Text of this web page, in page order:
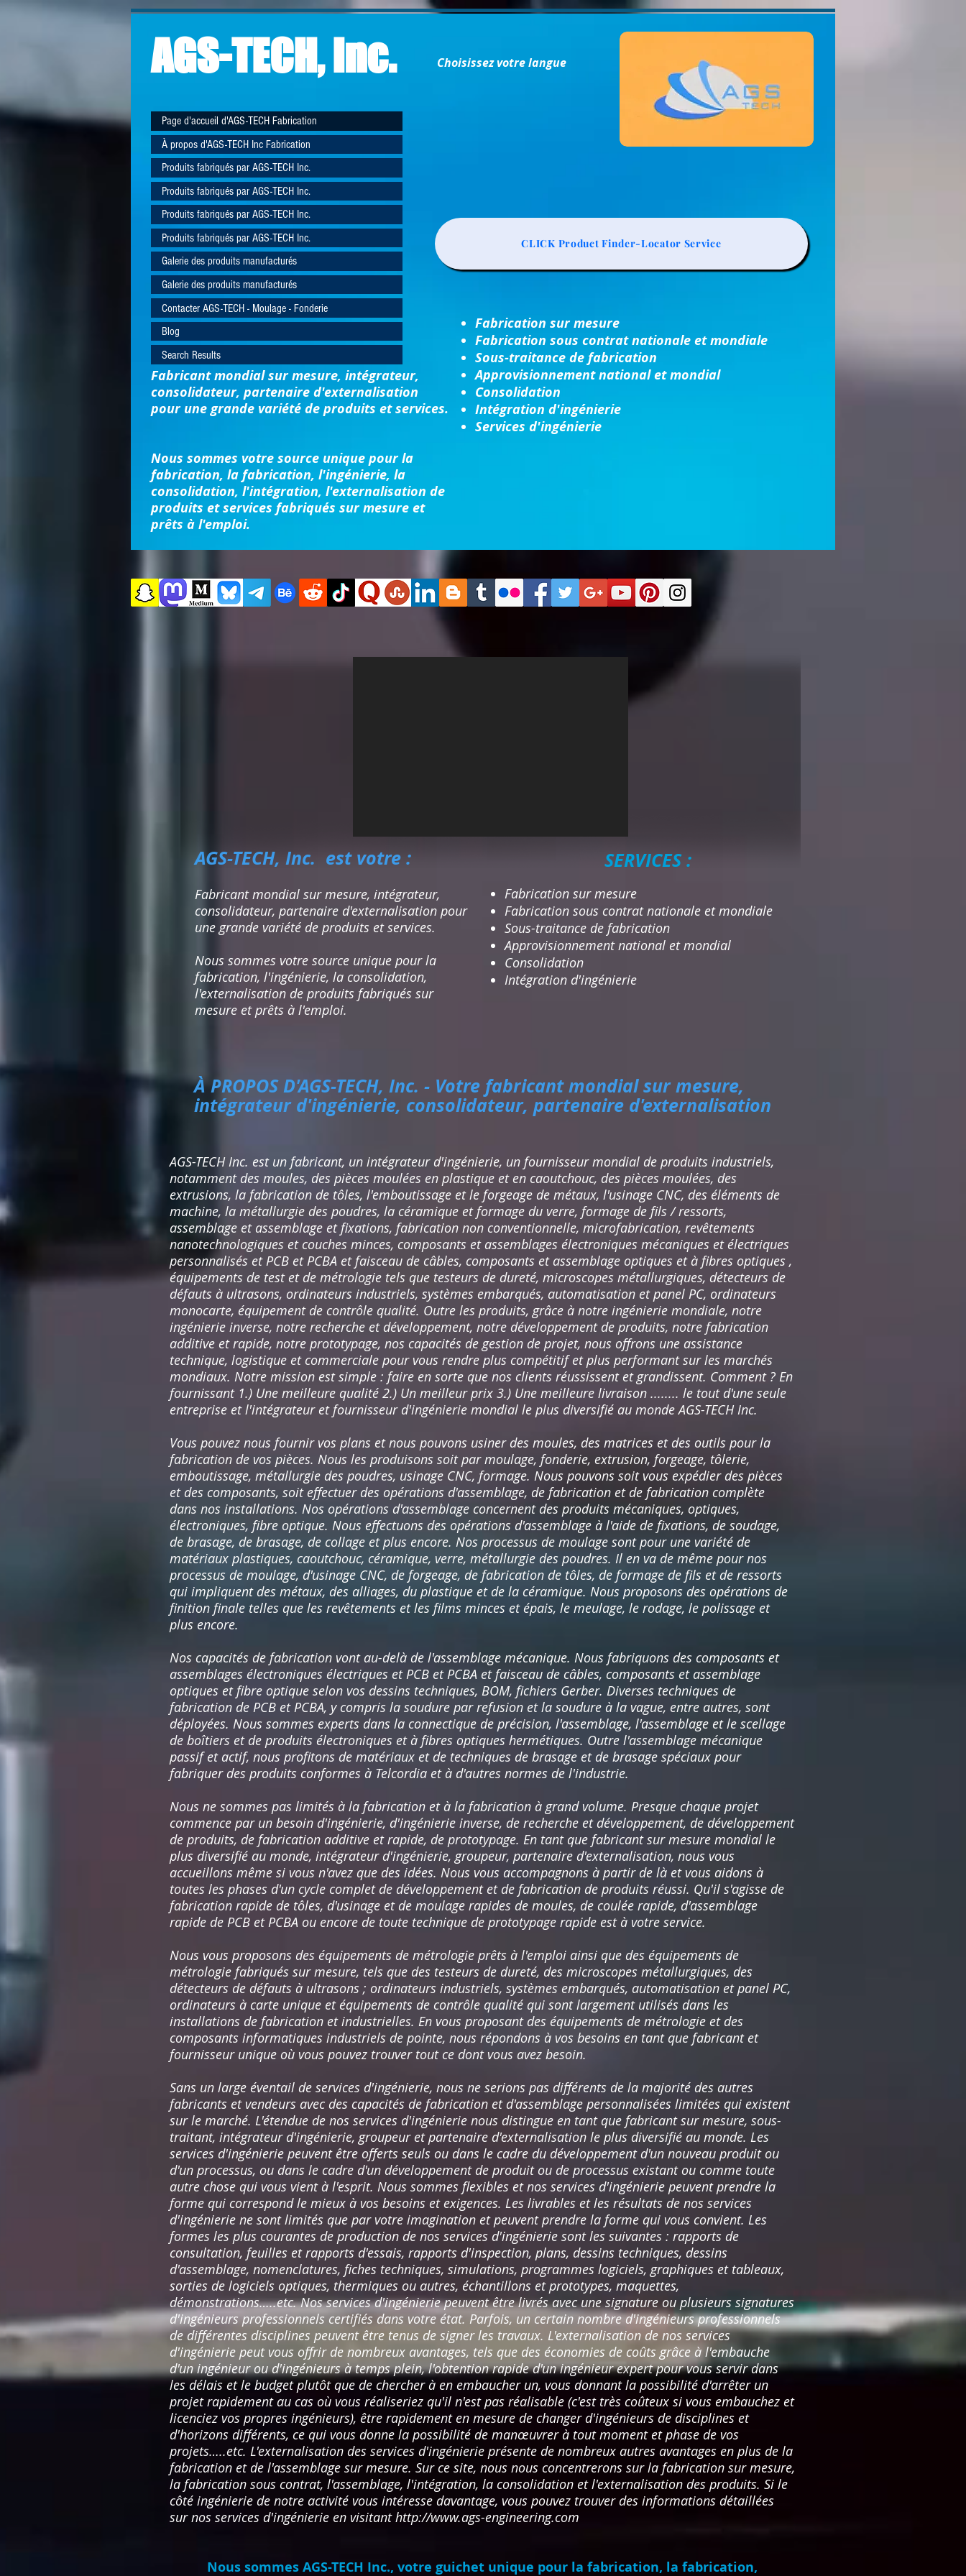
AGS-TECH, Inc.
Page d'accueil d'AGS-TECH Fabrication
À propos d'AGS-TECH Inc Fabrication
Produits fabriqués par AGS-TECH Inc.
Produits fabriqués par AGS-TECH Inc.
Produits fabriqués par AGS-TECH Inc.
Produits fabriqués par AGS-TECH Inc.
Galerie des produits manufacturés
Galerie des produits manufacturés
Contacter AGS-TECH - Moulage - Fonderie
Blog
Search Results
Fabricant mondial sur mesure, intégrateur,
consolidateur, partenaire d'externalisation
pour une grande variété de produits et services.
Nous sommes votre source unique pour la
fabrication, la fabrication, l'ingénierie, la
consolidation, l'intégration, l'externalisation de
produits et services fabriqués sur mesure et
prêts à l'emploi.
Choisissez votre langue
CLICK Product Finder-Locator Service
Fabrication sur mesure
Fabrication sous contrat nationale et mondiale
Sous-traitance de fabrication
Approvisionnement national et mondial
Consolidation​
Intégration d'ingénierie
Services d'ingénierie
AGS-TECH, Inc. est votre :
Fabricant mondial sur mesure, intégrateur,
consolidateur, partenaire d'externalisation pour
une grande variété de produits et services.
Nous sommes votre source unique pour la
fabrication, l'ingénierie, la consolidation,
l'externalisation de produits fabriqués sur
mesure et prêts à l'emploi.
​SERVICES :
Fabrication sur mesure
Fabrication sous contrat nationale et mondiale
Sous-traitance de fabrication
Approvisionnement national et mondial
Consolidation​
Intégration d'ingénierie​
À PROPOS D'AGS-TECH, Inc. - Votre fabricant mondial sur mesure,
intégrateur d'ingénierie, consolidateur, partenaire d'externalisation
AGS-TECH Inc. est un fabricant, un intégrateur d'ingénierie, un fournisseur mondial de produits industriels,
notamment des moules, des pièces moulées en plastique et en caoutchouc, des pièces moulées, des
extrusions, la fabrication de tôles, l'emboutissage et le forgeage de métaux, l'usinage CNC, des éléments de
machine, la métallurgie des poudres, la céramique et formage du verre, formage de fils / ressorts,
assemblage et assemblage et fixations, fabrication non conventionnelle, microfabrication, revêtements
nanotechnologiques et couches minces, composants et assemblages électroniques mécaniques et électriques
personnalisés et PCB et PCBA et faisceau de câbles, composants et assemblage optiques et à fibres optiques ,
équipements de test et de métrologie tels que testeurs de dureté, microscopes métallurgiques, détecteurs de
défauts à ultrasons, ordinateurs industriels, systèmes embarqués, automatisation et panel PC, ordinateurs
monocarte, équipement de contrôle qualité. Outre les produits, grâce à notre ingénierie mondiale, notre
ingénierie inverse, notre recherche et développement, notre développement de produits, notre fabrication
additive et rapide, notre prototypage, nos capacités de gestion de projet, nous offrons une assistance
technique, logistique et commerciale pour vous rendre plus compétitif et plus performant sur les marchés
mondiaux. Notre mission est simple : faire en sorte que nos clients réussissent et grandissent. Comment ? En
fournissant 1.) Une meilleure qualité 2.) Un meilleur prix 3.) Une meilleure livraison ........ le tout d'une seule
entreprise et l'intégrateur et fournisseur d'ingénierie mondial le plus diversifié au monde AGS-TECH Inc.
Vous pouvez nous fournir vos plans et nous pouvons usiner des moules, des matrices et des outils pour la
fabrication de vos pièces. Nous les produisons soit par moulage, fonderie, extrusion, forgeage, tôlerie,
emboutissage, métallurgie des poudres, usinage CNC, formage. Nous pouvons soit vous expédier des pièces
et des composants, soit effectuer des opérations d'assemblage, de fabrication et de fabrication complète
dans nos installations. Nos opérations d'assemblage concernent des produits mécaniques, optiques,
électroniques, fibre optique. Nous effectuons des opérations d'assemblage à l'aide de fixations, de soudage,
de brasage, de brasage, de collage et plus encore. Nos processus de moulage sont pour une variété de
matériaux plastiques, caoutchouc, céramique, verre, métallurgie des poudres. Il en va de même pour nos
processus de moulage, d'usinage CNC, de forgeage, de fabrication de tôles, de formage de fils et de ressorts
qui impliquent des métaux, des alliages, du plastique et de la céramique. Nous proposons des opérations de
finition finale telles que les revêtements et les films minces et épais, le meulage, le rodage, le polissage et
plus encore.
Nos capacités de fabrication vont au-delà de l'assemblage mécanique. Nous fabriquons des composants et
assemblages électroniques électriques et PCB et PCBA et faisceau de câbles, composants et assemblage
optiques et fibre optique selon vos dessins techniques, BOM, fichiers Gerber. Diverses techniques de
fabrication de PCB et PCBA, y compris la soudure par refusion et la soudure à la vague, entre autres, sont
déployées. Nous sommes experts dans la connectique de précision, l'assemblage, l'assemblage et le scellage
de boîtiers et de produits électroniques et à fibres optiques hermétiques. Outre l'assemblage mécanique
passif et actif, nous profitons de matériaux et de techniques de brasage et de brasage spéciaux pour
fabriquer des produits conformes à Telcordia et à d'autres normes de l'industrie.
Nous ne sommes pas limités à la fabrication et à la fabrication à grand volume. Presque chaque projet
commence par un besoin d'ingénierie, d'ingénierie inverse, de recherche et développement, de développement
de produits, de fabrication additive et rapide, de prototypage. En tant que fabricant sur mesure mondial le
plus diversifié au monde, intégrateur d'ingénierie, groupeur, partenaire d'externalisation, nous vous
accueillons même si vous n'avez que des idées. Nous vous accompagnons à partir de là et vous aidons à
toutes les phases d'un cycle complet de développement et de fabrication de produits réussi. Qu'il s'agisse de
fabrication rapide de tôles, d'usinage et de moulage rapides de moules, de coulée rapide, d'assemblage
rapide de PCB et PCBA ou encore de toute technique de prototypage rapide est à votre service.
Nous vous proposons des équipements de métrologie prêts à l'emploi ainsi que des équipements de
métrologie fabriqués sur mesure, tels que des testeurs de dureté, des microscopes métallurgiques, des
détecteurs de défauts à ultrasons ; ordinateurs industriels, systèmes embarqués, automatisation et panel PC,
ordinateurs à carte unique et équipements de contrôle qualité qui sont largement utilisés dans les
installations de fabrication et industrielles. En vous proposant des équipements de métrologie et des
composants informatiques industriels de pointe, nous répondons à vos besoins en tant que fabricant et
fournisseur unique où vous pouvez trouver tout ce dont vous avez besoin.
Sans un large éventail de services d'ingénierie, nous ne serions pas différents de la majorité des autres
fabricants et vendeurs avec des capacités de fabrication et d'assemblage personnalisées limitées qui existent
sur le marché. L'étendue de nos services d'ingénierie nous distingue en tant que fabricant sur mesure, sous-
traitant, intégrateur d'ingénierie, groupeur et partenaire d'externalisation le plus diversifié au monde. Les
services d'ingénierie peuvent être offerts seuls ou dans le cadre du développement d'un nouveau produit ou
d'un processus, ou dans le cadre d'un développement de produit ou de processus existant ou comme toute
autre chose qui vous vient à l'esprit. Nous sommes flexibles et nos services d'ingénierie peuvent prendre la
forme qui correspond le mieux à vos besoins et exigences. Les livrables et les résultats de nos services
d'ingénierie ne sont limités que par votre imagination et peuvent prendre la forme qui vous convient. Les
formes les plus courantes de production de nos services d'ingénierie sont les suivantes : rapports de
consultation, feuilles et rapports d'essais, rapports d'inspection, plans, dessins techniques, dessins
d'assemblage, nomenclatures, fiches techniques, simulations, programmes logiciels, graphiques et tableaux,
sorties de logiciels optiques, thermiques ou autres, échantillons et prototypes, maquettes,
démonstrations…..etc. Nos services d'ingénierie peuvent être livrés avec une signature ou plusieurs signatures
d'ingénieurs professionnels certifiés dans votre état. Parfois, un certain nombre d'ingénieurs professionnels
de différentes disciplines peuvent être tenus de signer les travaux. L'externalisation de nos services
d'ingénierie peut vous offrir de nombreux avantages, tels que des économies de coûts grâce à l'embauche
d'un ingénieur ou d'ingénieurs à temps plein, l'obtention rapide d'un ingénieur expert pour vous servir dans
les délais et le budget plutôt que de chercher à en embaucher un, vous donnant la possibilité d'arrêter un
projet rapidement au cas où vous réaliseriez qu'il n'est pas réalisable (c'est très coûteux si vous embauchez et
licenciez vos propres ingénieurs), être rapidement en mesure de changer d'ingénieurs de disciplines et
d'horizons différents, ce qui vous donne la possibilité de manœuvrer à tout moment et phase de vos
projets…..etc. L'externalisation des services d'ingénierie présente de nombreux autres avantages en plus de la
fabrication et de l'assemblage sur mesure. Sur ce site, nous nous concentrerons sur la fabrication sur mesure,
la fabrication sous contrat, l'assemblage, l'intégration, la consolidation et l'externalisation des produits. Si le
côté ingénierie de notre activité vous intéresse davantage, vous pouvez trouver des informations détaillées
sur nos services d'ingénierie en visitanthttp://www.ags-engineering.com
Nous sommes AGS-TECH Inc., votre guichet unique pour la fabrication, la fabrication,